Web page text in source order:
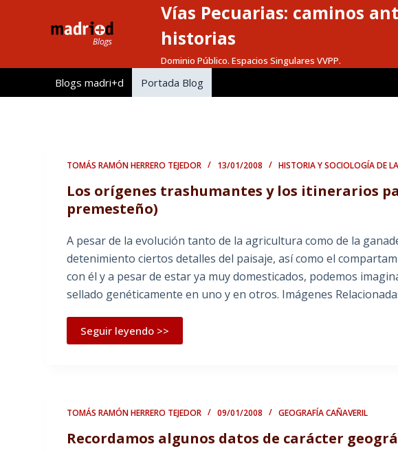
t
Vías Pecuarias: caminos
historias
Dominio Público. Espacios Singulares VVPP.
Blogs madri+d Portada Blog
TOMÁS RAMÓN HERRERO TEJEDOR 13/01/2008 HISTORIA Y SOCIOLOGÍA DE
Los orígenes trashumantes y los itinerarios
premesteño)
A pesar de la evolución tanto de la agricultura como de la
detenimiento ciertos detalles del paisaje, así como el
con él y a pesar de estar ya muy domesticados, podemos
sellado genéticamente en uno y en otros. Imágenes
Seguir leyendo >>
TOMÁS RAMÓN HERRERO TEJEDOR 09/01/2008 GEOGRAFÍA CAÑAVERIL
Recordamos algunos datos de carácter